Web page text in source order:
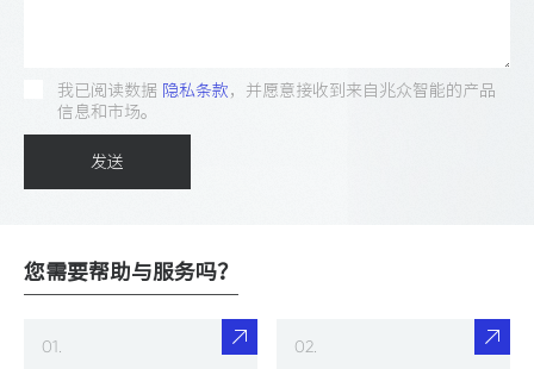
我已阅读数据 隐私条款，并愿意接收到来自兆众智能的产品
信息和市场。
发送
您需要帮助与服务吗？
01. 02.